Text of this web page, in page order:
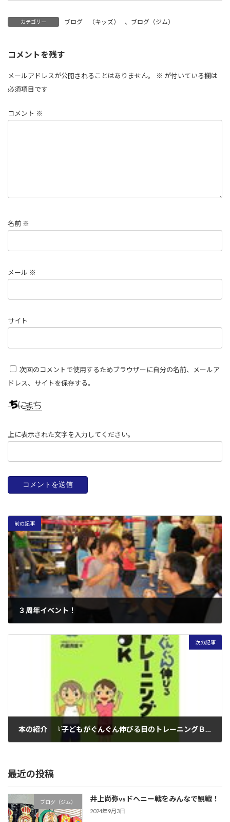
カテゴリー ブログ （キッズ） 、 ブログ（ジム）
コメントを残す
メールアドレスが公開されることはありません。 ※ が付いている欄は
必須項目です
コメント ※
名前 ※
メール ※
サイト
次回のコメントで使用するためブラウザーに自分の名前、メールア
ドレス、サイトを保存する。
上に表示された文字を入力してください。
前の記事
３周年イベント！
次の記事
本の紹介 『子どもがぐんぐん伸びる目のトレーニングＢＯＯＫ』
最近の投稿
ブログ（ジム） 井上尚弥vsドヘニー戦をみんなで観戦！
2024年9月3日